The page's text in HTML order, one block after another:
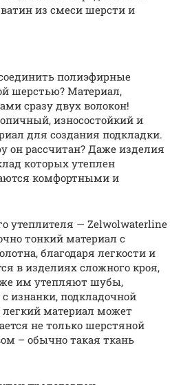
из смеси шерсти и
полиэфирные
шерстью? Материал,
сразу двух волокон!
износостойкий и
для создания подкладки.
он рассчитан? Даже изделия
которых утеплен
комфортными и
утеплителя — Zelwolwaterline
тонкий материал с
благодаря легкости и
в изделиях сложного кроя,
им утепляют шубы,
изнанки, подкладочной
материал может
не только шерстяной
– обычно такая ткань